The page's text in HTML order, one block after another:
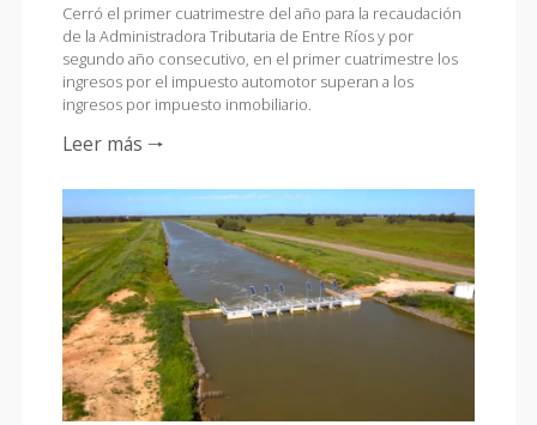
Cerró el primer cuatrimestre del año para la recaudación
de la Administradora Tributaria de Entre Ríos y por
segundo año consecutivo, en el primer cuatrimestre los
ingresos por el impuesto automotor superan a los
ingresos por impuesto inmobiliario.
Leer más 🠒